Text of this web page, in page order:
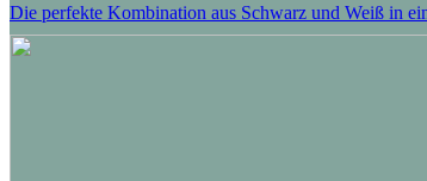
Die perfekte Kombination aus Schwarz und Weiß in